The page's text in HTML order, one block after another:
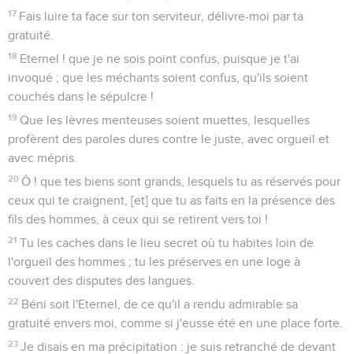
17 Fais luire ta face sur ton serviteur, délivre-moi par ta
gratuité.
18 Eternel ! que je ne sois point confus, puisque je t'ai
invoqué ; que les méchants soient confus, qu'ils soient
couchés dans le sépulcre !
19 Que les lèvres menteuses soient muettes, lesquelles
profèrent des paroles dures contre le juste, avec orgueil et
avec mépris.
20 Ô ! que tes biens sont grands, lesquels tu as réservés pour
ceux qui te craignent, [et] que tu as faits en la présence des
fils des hommes, à ceux qui se retirent vers toi !
21 Tu les caches dans le lieu secret où tu habites loin de
l'orgueil des hommes ; tu les préserves en une loge à
couvert des disputes des langues.
22 Béni soit l'Eternel, de ce qu'il a rendu admirable sa
gratuité envers moi, comme si j'eusse été en une place forte.
23 Je disais en ma précipitation : je suis retranché de devant